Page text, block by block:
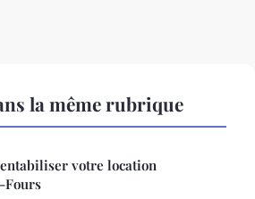
la même rubrique
votre location
Fours